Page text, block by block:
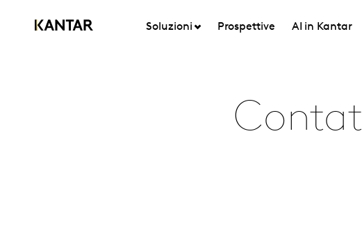
Soluzioni Prospettive AI in Kantar